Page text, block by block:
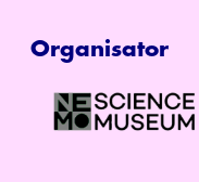
Organisator